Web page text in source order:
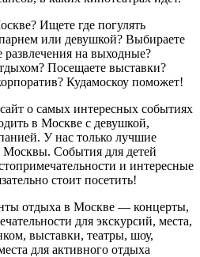
Ищете где погулять
или девушкой? Выбираете
на выходные?
Посещаете выставки?
Кудамоскоу поможет!
о самых интересных событиях
в Москве с девушкой,
У нас только лучшие
События для детей
и интересные
стоит посетить!
отдыха в Москве — концерты,
для экскурсий, места,
выставки, театры, шоу,
для активного отдыха